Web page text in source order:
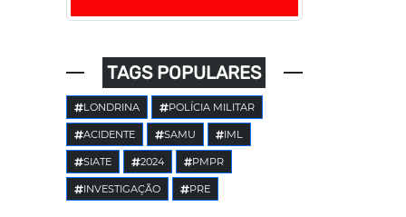
TAGS POPULARES
LONDRINA POLÍCIA MILITAR
ACIDENTE SAMU IML
SIATE 2024 PMPR
INVESTIGAÇÃO PRE